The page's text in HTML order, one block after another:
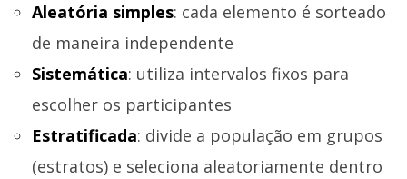
Aleatória simples: cada elemento é sorteado
de maneira independente
Sistemática: utiliza intervalos fixos para
escolher os participantes
Estratificada: divide a população em grupos
(estratos) e seleciona aleatoriamente dentro